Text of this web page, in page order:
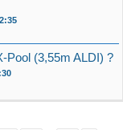
Pool (3,55m ALDI) ?